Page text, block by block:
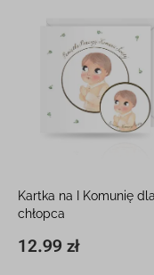
Kartka na I Komunię dla
chłopca
12.99 zł
15 x 15 cm